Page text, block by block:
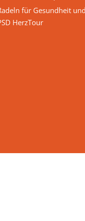
für Gesundheit
HerzTour